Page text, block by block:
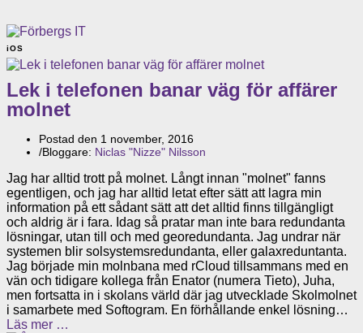
iOS
Lek i telefonen banar väg för affärer
molnet
Postad den 1 november, 2016
/Bloggare: Niclas "Nizze" Nilsson
Jag har alltid trott på molnet. Långt innan "molnet" fanns
egentligen, och jag har alltid letat efter sätt att lagra min
information på ett sådant sätt att det alltid finns tillgängligt
och aldrig är i fara. Idag så pratar man inte bara redundanta
lösningar, utan till och med georedundanta. Jag undrar när
systemen blir solsystemsredundanta, eller galaxreduntanta.
Jag började min molnbana med rCloud tillsammans med en
vän och tidigare kollega från Enator (numera Tieto), Juha,
men fortsatta in i skolans värld där jag utvecklade Skolmolnet
i samarbete med Softogram. En förhållande enkel lösning…
Läs mer …